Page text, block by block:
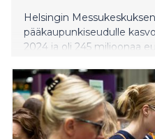
Helsingin
pääkaupunkiseudulle
2024 ja oli 245 miljoonaa
tavoitteena on kasvattaa
työllisyysvaikutus 400
2026 mennessä.